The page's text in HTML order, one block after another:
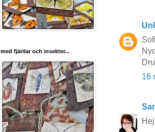
16
med fjärilar och insekter...